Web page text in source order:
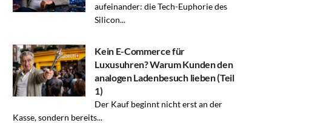
aufeinander: die Tech-Euphorie des
Silicon...
Kein E-Commerce für
Luxusuhren? Warum Kunden den
analogen Ladenbesuch lieben (Teil
1)
Der Kauf beginnt nicht erst an der
Kasse, sondern bereits...